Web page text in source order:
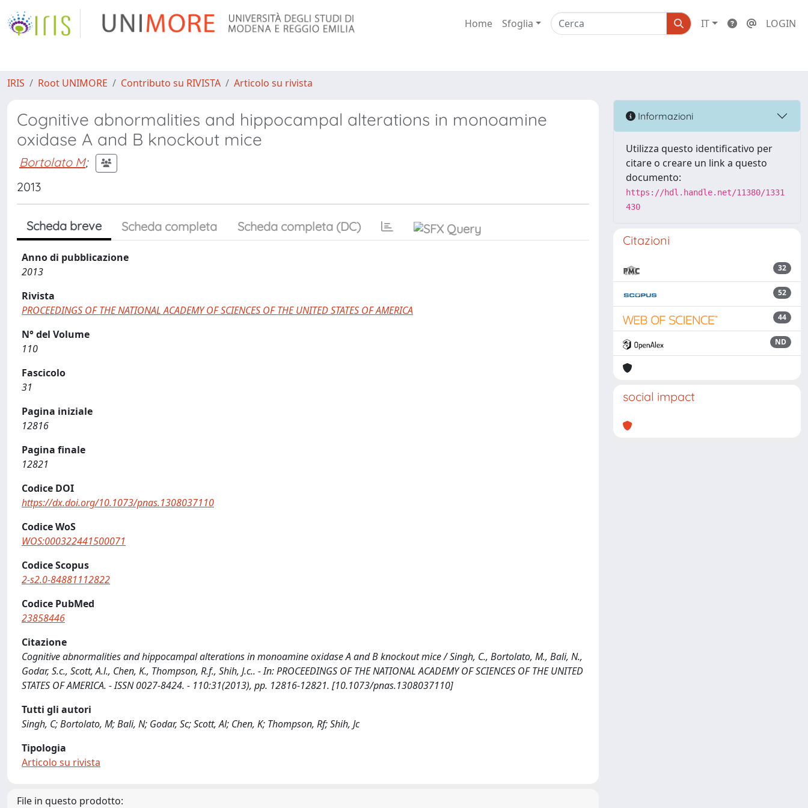
Home Sfoglia IT LOGIN
IRIS Root UNIMORE Contributo su RIVISTA Articolo su rivista
Cognitive abnormalities and hippocampal alterations in monoamine
oxidase A and B knockout mice
Bortolato M;
2013
Scheda breve Scheda completa Scheda completa (DC)
Anno di pubblicazione
2013
Rivista
PROCEEDINGS OF THE NATIONAL ACADEMY OF SCIENCES OF THE UNITED STATES OF AMERICA
N° del Volume
110
Fascicolo
31
Pagina iniziale
12816
Pagina finale
12821
Codice DOI
https://dx.doi.org/10.1073/pnas.1308037110
Codice WoS
WOS:000322441500071
Codice Scopus
2-s2.0-84881112822
Codice PubMed
23858446
Citazione
Cognitive abnormalities and hippocampal alterations in monoamine oxidase A and B knockout mice / Singh, C., Bortolato, M., Bali, N.,
Godar, S.c., Scott, A.l., Chen, K., Thompson, R.f., Shih, J.c.. - In: PROCEEDINGS OF THE NATIONAL ACADEMY OF SCIENCES OF THE UNITED
STATES OF AMERICA. - ISSN 0027-8424. - 110:31(2013), pp. 12816-12821. [10.1073/pnas.1308037110]
Tutti gli autori
Singh, C; Bortolato, M; Bali, N; Godar, Sc; Scott, Al; Chen, K; Thompson, Rf; Shih, Jc
Tipologia
Articolo su rivista
File in questo prodotto:
Informazioni
Utilizza questo identificativo per
citare o creare un link a questo
documento:
https://hdl.handle.net/11380/1331
430
Citazioni
32
52
44
ND
social impact